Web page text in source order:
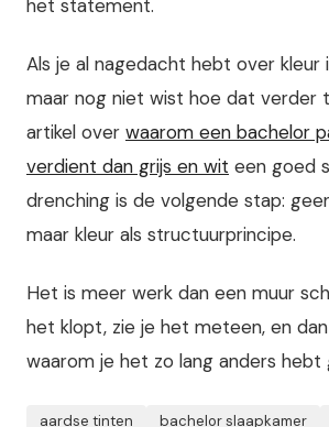
het statement.
Als je al nagedacht hebt over kleur
maar nog niet wist hoe dat verder
artikel over waarom een bachelor
verdient dan grijs en wit een goed
drenching is de volgende stap:
maar kleur als structuurprincipe.
Het is meer werk dan een muur
het klopt, zie je het meteen, en
waarom je het zo lang anders hebt
aardse tinten bachelor slaapkamer